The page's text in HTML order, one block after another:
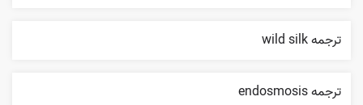
ترجمه wild silk
ترجمه endosmosis